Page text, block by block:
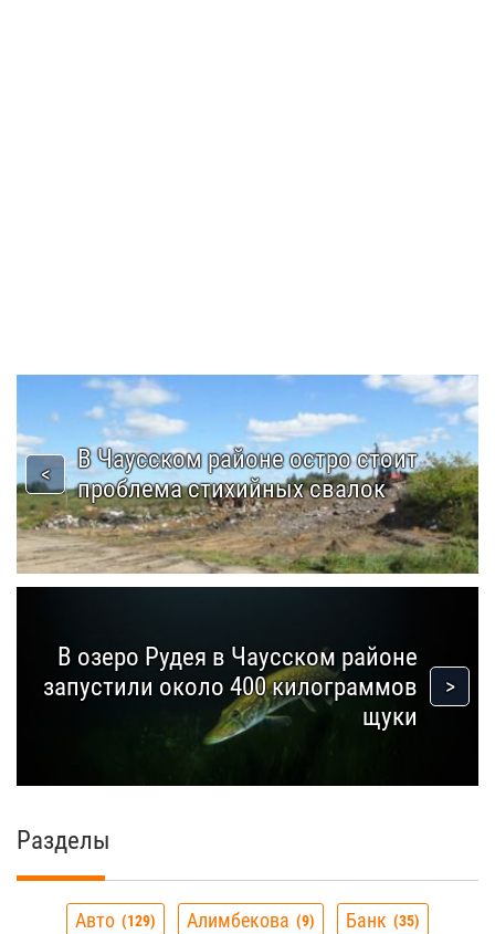
В Чаусском районе остро стоит
проблема стихийных свалок
В озеро Рудея в Чаусском районе
запустили около 400 килограммов
щуки
Разделы
Авто 129 Алимбекова 9 Банк 35